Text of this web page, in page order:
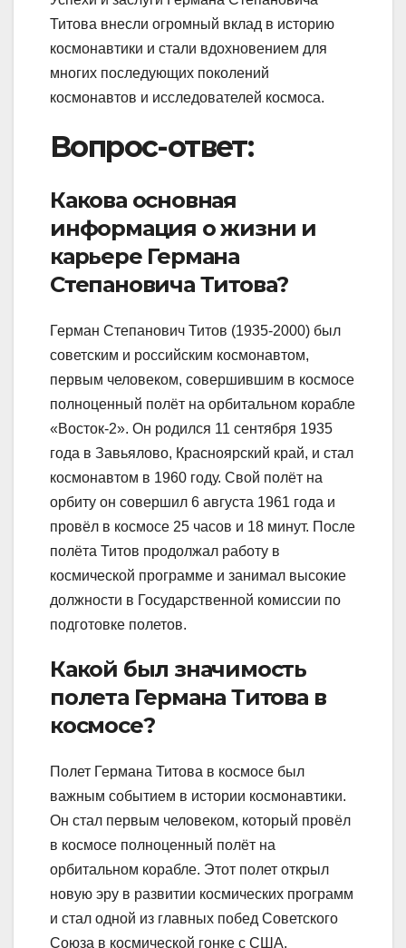
Титова внесли огромный вклад в историю
космонавтики и стали вдохновением для
многих последующих поколений
космонавтов и исследователей космоса.
Вопрос-ответ:
Какова основная
информация о жизни и
карьере Германа
Степановича Титова?
Герман Степанович Титов (1935-2000) был
советским и российским космонавтом,
первым человеком, совершившим в космосе
полноценный полёт на орбитальном корабле
«Восток-2». Он родился 11 сентября 1935
года в Завьялово, Красноярский край, и стал
космонавтом в 1960 году. Свой полёт на
орбиту он совершил 6 августа 1961 года и
провёл в космосе 25 часов и 18 минут. После
полёта Титов продолжал работу в
космической программе и занимал высокие
должности в Государственной комиссии по
подготовке полетов.
Какой был значимость
полета Германа Титова в
космосе?
Полет Германа Титова в космосе был
важным событием в истории космонавтики.
Он стал первым человеком, который провёл
в космосе полноценный полёт на
орбитальном корабле. Этот полет открыл
новую эру в развитии космических программ
и стал одной из главных побед Советского
Союза в космической гонке с США.